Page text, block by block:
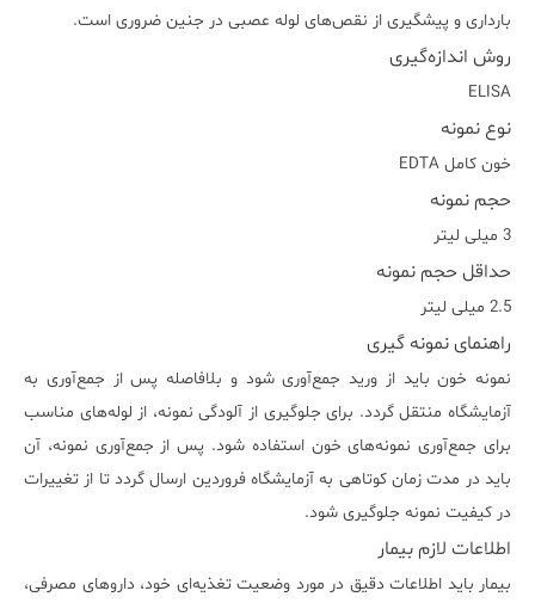
بارداری و پیشگیری از نقص‌های لوله عصبی در جنین ضروری است.
روش اندازه‌گیری
ELISA
نوع نمونه
خون کامل EDTA
حجم نمونه
3 میلی لیتر
حداقل حجم نمونه
2.5 میلی لیتر
راهنمای نمونه گیری
نمونه خون باید از ورید جمع‌آوری شود و بلافاصله پس از جمع‌آوری به
آزمایشگاه منتقل گردد. برای جلوگیری از آلودگی نمونه، از لوله‌های مناسب
برای جمع‌آوری نمونه‌های خون استفاده شود. پس از جمع‌آوری نمونه، آن
باید در مدت زمان کوتاهی به آزمایشگاه فروردین ارسال گردد تا از تغییرات
در کیفیت نمونه جلوگیری شود.
اطلاعات لازم بیمار
بیمار باید اطلاعات دقیق در مورد وضعیت تغذیه‌ای خود، داروهای مصرفی،